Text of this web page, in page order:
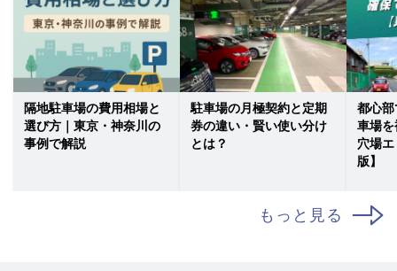
隔地駐車場の費用相場と
選び方｜東京・神奈川の
事例で解説
駐車場の月極契約と定期
券の違い・賢い使い分け
とは？
都心
車場
穴場
版】
もっと見る